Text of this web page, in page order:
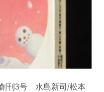
刊3号 水島新司/松本